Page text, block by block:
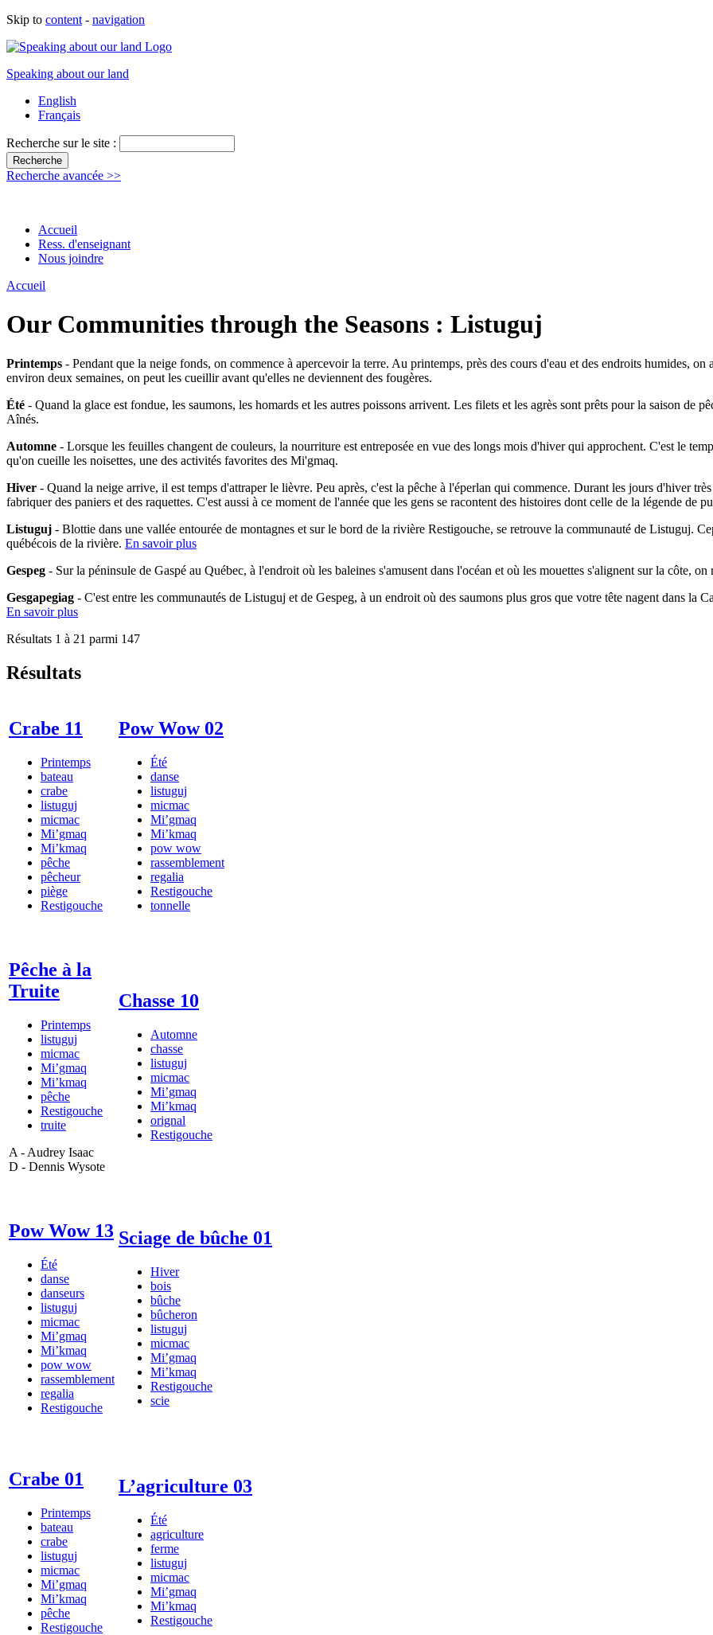
Skip to content - navigation
Speaking about our land
English
Français
Recherche sur le site :
Recherche avancée >>
Accueil
Ress. d'enseignant
Nous joindre
Accueil
Our Communities through the Seasons : Listuguj
Printemps - Pendant que la neige fonds, on commence à apercevoir la terre. Au printemps, près des cours d'eau et des endroits humides,
environ deux semaines, on peut les cueillir avant qu'elles ne deviennent des fougères.
Été - Quand la glace est fondue, les saumons, les homards et les autres poissons arrivent. Les filets et les agrès sont prêts pour la saison de
Aînés.
Automne - Lorsque les feuilles changent de couleurs, la nourriture est entreposée en vue des longs mois d'hiver qui approchent. C'est le
qu'on cueille les noisettes, une des activités favorites des Mi'gmaq.
Hiver - Quand la neige arrive, il est temps d'attraper le lièvre. Peu après, c'est la pêche à l'éperlan qui commence. Durant les jours d'hiver
fabriquer des paniers et des raquettes. C'est aussi à ce moment de l'année que les gens se racontent des histoires dont celle de la légende de
Listuguj - Blottie dans une vallée entourée de montagnes et sur le bord de la rivière Restigouche, se retrouve la communauté de Listuguj.
québécois de la rivière. En savoir plus
Gespeg - Sur la péninsule de Gaspé au Québec, à l'endroit où les baleines s'amusent dans l'océan et où les mouettes s'alignent sur la côte,
Gesgapegiag - C'est entre les communautés de Listuguj et de Gespeg, à un endroit où des saumons plus gros que votre tête nagent dans la
En savoir plus
Résultats 1 à 21 parmi 147
Résultats
Crabe 11
Printemps
bateau
crabe
listuguj
micmac
Mi’gmaq
Mi’kmaq
pêche
pêcheur
piège
Restigouche
Pow Wow 02
Été
danse
listuguj
micmac
Mi’gmaq
Mi’kmaq
pow wow
rassemblement
regalia
Restigouche
tonnelle
Pêche à la
Truite
Printemps
listuguj
micmac
Mi’gmaq
Mi’kmaq
pêche
Restigouche
truite
A - Audrey Isaac
D - Dennis Wysote
Chasse 10
Automne
chasse
listuguj
micmac
Mi’gmaq
Mi’kmaq
orignal
Restigouche
Pow Wow 13
Été
danse
danseurs
listuguj
micmac
Mi’gmaq
Mi’kmaq
pow wow
rassemblement
regalia
Restigouche
Sciage de bûche 01
Hiver
bois
bûche
bûcheron
listuguj
micmac
Mi’gmaq
Mi’kmaq
Restigouche
scie
Crabe 01
Printemps
bateau
crabe
listuguj
micmac
Mi’gmaq
Mi’kmaq
pêche
Restigouche
L’agriculture 03
Été
agriculture
ferme
listuguj
micmac
Mi’gmaq
Mi’kmaq
Restigouche